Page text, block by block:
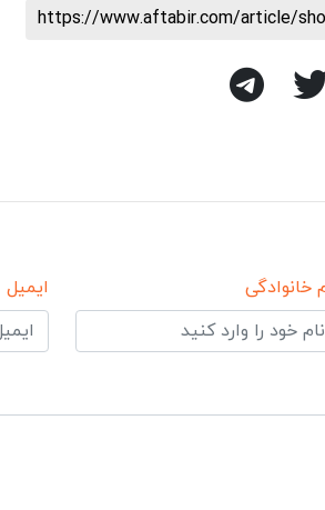
https://www.aftabir.com/article/
خانوادگی ایمیل